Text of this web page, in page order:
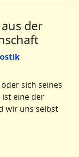
der
sich seines
eine der
wir uns selbst